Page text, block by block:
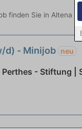
finden Sie in Altena
d) - Minijob neu
Perthes - Stiftung |